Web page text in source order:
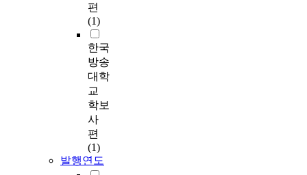
편
(1)
한국
방송
대학
교
학보
사
편
(1)
발행연도